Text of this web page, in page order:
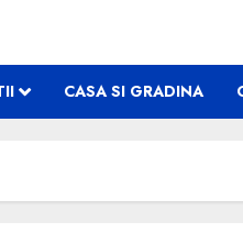
CASA SI GRADINA